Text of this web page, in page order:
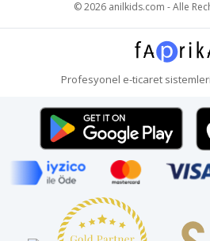
© 2026 anilkids.com - Alle
Profesyonel e-ticaretsistemleri